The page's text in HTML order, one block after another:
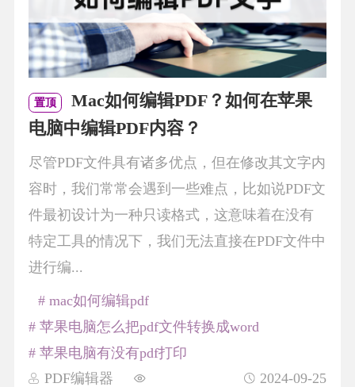
置顶
Mac如何编辑PDF？如何在苹果
电脑中编辑PDF内容？
尽管PDF文件具有诸多优点，但在修改其文字内
容时，我们常常会遇到一些难点，比如说PDF文
件最初设计为一种只读格式，这意味着在没有
特定工具的情况下，我们无法直接在PDF文件中
进行编...
PDF编辑器 2024-09-25
# mac如何编辑pdf
# 苹果电脑怎么把pdf文件转换成word
# 苹果电脑有没有pdf打印